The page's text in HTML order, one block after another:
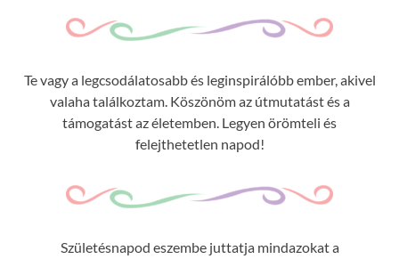
Te vagy a legcsodálatosabb és leginspirálóbb ember, akivel
valaha találkoztam. Köszönöm az útmutatást és a
támogatást az életemben. Legyen örömteli és
felejthetetlen napod!
Születésnapod eszembe juttatja mindazokat a